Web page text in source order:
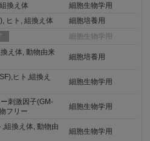
換え体
細胞生物学用
ヒト, 組換え体
細胞培養用
細胞生物学用
え体, 動物由来
細胞培養用
ヒト,組換え
細胞生物学用
刺激因子(GM-
フリー
細胞生物学用
組換え体, 動物由
細胞生物学用